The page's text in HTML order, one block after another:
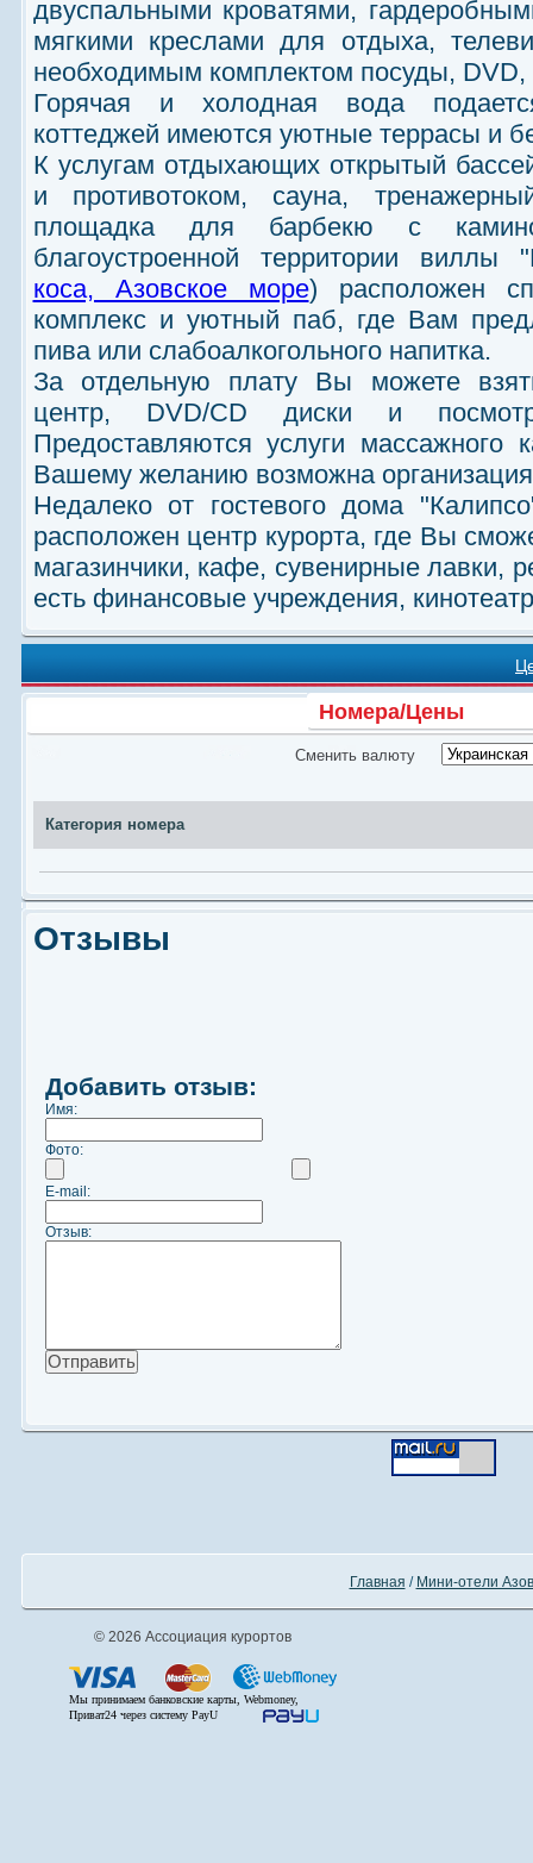
двуспальными кроватями,
мягкими креслами для отдыха,
необходимым комплектом посуды,
Горячая и холодная вода
коттеджей имеются уютные террасы и
К услугам отдыхающих открытый
и противотоком, сауна,
площадка для барбекю с
благоустроенной территории виллы
коса, Азовское море) расположен
комплекс и уютный паб, где Вам
пива или слабоалкогольного напитка.
За отдельную плату Вы можете
центр, DVD/CD диски и
Предоставляются услуги массажного
Вашему желанию возможна
Недалеко от гостевого дома
расположен центр курорта, где Вы
магазинчики, кафе, сувенирные лавки,
есть финансовые учреждения,
Номера/Цены
Сменить валюту
Категория номера
Отзывы
Добавить отзыв:
Имя:
Фото:
E-mail:
Отзыв:
Главная / Мини-отели
© 2026 Ассоциация курортов
Мы принимаем банковские карты, Webmoney,
Приват24 через систему PayU